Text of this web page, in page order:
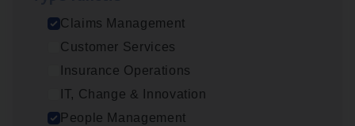
Claims Management
Customer Services
Insurance Operations
IT, Change & Innovation
People Management
Scha­de­be­heer­der verzekeringen
Claims Management
Sint-Niklaas/Temse